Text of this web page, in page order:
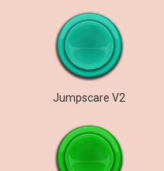
Jumpscare V2